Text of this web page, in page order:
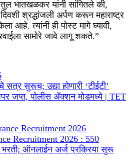
भातखळकर यांनी सांगितले की,
श्रद्धांजली अर्पण करून महाराष्ट्र
आहे. त्यांनी ही पोस्ट मागे घ्यावी,
सामोरे जावे लागू शकते.”
सत्र सुरूच; उद्या होणारी ‘टीईटी’
पेपर जप्त, पोलीस ॲक्शन मोडमध्ये | TET
Recruitment 2026 : 550
भरती; ऑनलाईन अर्ज प्रक्रिया सुरू